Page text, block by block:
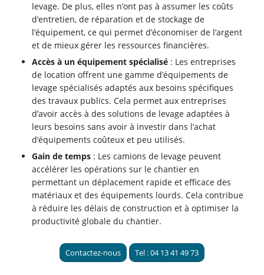
levage. De plus, elles n’ont pas à assumer les coûts
d’entretien, de réparation et de stockage de
l’équipement, ce qui permet d’économiser de l’argent
et de mieux gérer les ressources financières.
Accès à un équipement spécialisé : Les entreprises
de location offrent une gamme d’équipements de
levage spécialisés adaptés aux besoins spécifiques
des travaux publics. Cela permet aux entreprises
d’avoir accès à des solutions de levage adaptées à
leurs besoins sans avoir à investir dans l’achat
d’équipements coûteux et peu utilisés.
Gain de temps : Les camions de levage peuvent
accélérer les opérations sur le chantier en
permettant un déplacement rapide et efficace des
matériaux et des équipements lourds. Cela contribue
à réduire les délais de construction et à optimiser la
productivité globale du chantier.
Contactez-nous Tel : 04 13 41 49 73